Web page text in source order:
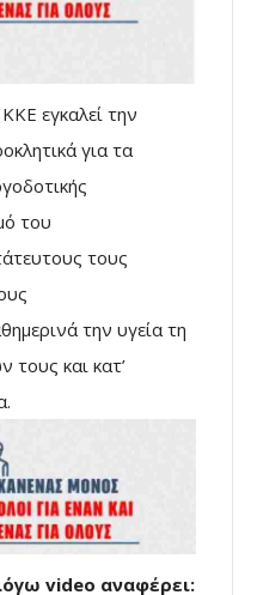
εγκαλεί την
για τα
του
τους
την υγεία τη
τους και κατ’
video αναφέρει: